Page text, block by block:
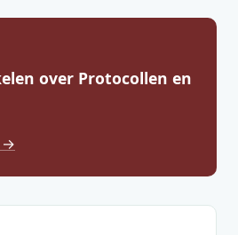
over Protocollen en
→